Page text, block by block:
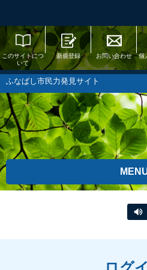
このサイトにつ
いて
新規登録 お問い合わせ
個
ふなばし市民力発見サイト